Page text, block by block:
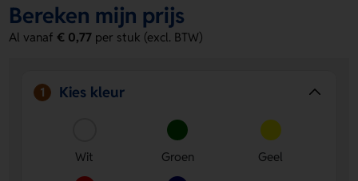
Voordelen van de Garo kunststof jojo
Speelse merkpromotie
onder de aandacht te brengen.
- Kies uit Wit, Groen, Geel, Rood
Bereken mijn prijs
Al vanaf€ 0,77 per stuk (excl. BTW)
1 Kies kleur
Wit Groen Geel